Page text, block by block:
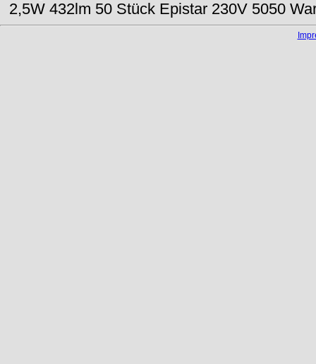
2,5W 432lm 50 Stück Epistar 230V 5050